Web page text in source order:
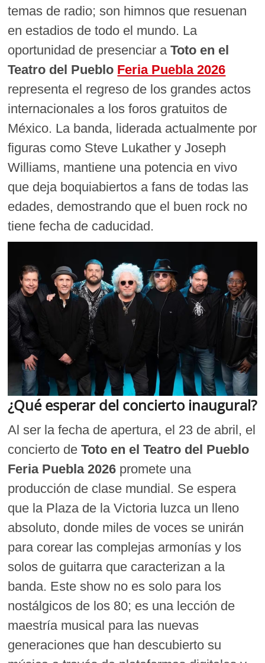
temas de radio; son himnos que resuenan
en estadios de todo el mundo. La
oportunidad de presenciar aToto en el
Teatro del Pueblo Feria Puebla 2026
representa el regreso de los grandes actos
internacionales a los foros gratuitos de
México. La banda, liderada actualmente por
figuras como Steve Lukather y Joseph
Williams, mantiene una potencia en vivo
que deja boquiabiertos a fans de todas las
edades, demostrando que el buen rock no
tiene fecha de caducidad.
¿Qué esperar del concierto inaugural?
Al ser la fecha de apertura, el 23 de abril, el
concierto deToto en el Teatro del Pueblo
Feria Puebla 2026 promete una
producción de clase mundial. Se espera
que la Plaza de la Victoria luzca un lleno
absoluto, donde miles de voces se unirán
para corear las complejas armonías y los
solos de guitarra que caracterizan a la
banda. Este show no es solo para los
nostálgicos de los 80; es una lección de
maestría musical para las nuevas
generaciones que han descubierto su